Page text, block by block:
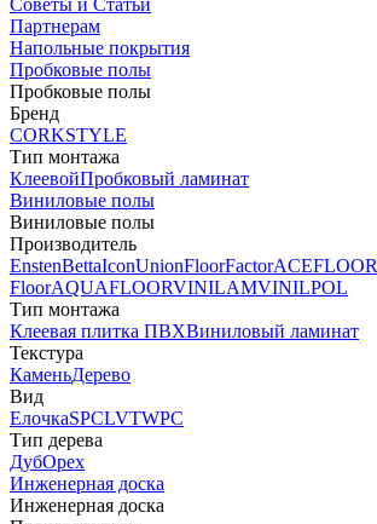
Советы и Статьи
Партнерам
Напольные покрытия
Пробковые полы
Пробковые полы
Бренд
CORKSTYLE
Тип монтажа
КлеевойПробковый ламинат
Виниловые полы
Виниловые полы
Производитель
EnstenBettaIconUnionFloorFactorACEFLOOR
FloorAQUAFLOORVINILAMVINILPOL
Тип монтажа
Клеевая плитка ПВХВиниловый ламинат
Текстура
КаменьДерево
Вид
ЕлочкаSPCLVTWPC
Тип дерева
ДубОрех
Инженерная доска
Инженерная доска